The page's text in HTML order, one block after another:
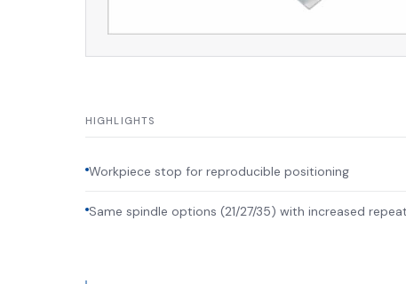
HIGHLIGHTS
Workpiece stop for reproducible positioning
Same spindle options (21/27/35) with increased